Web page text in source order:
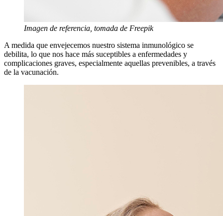
Imagen de referencia, tomada de Freepik
A medida que envejecemos nuestro sistema inmunológico se
debilita, lo que nos hace más suceptibles a enfermedades y
complicaciones graves, especialmente aquellas prevenibles, a través
de la vacunación.